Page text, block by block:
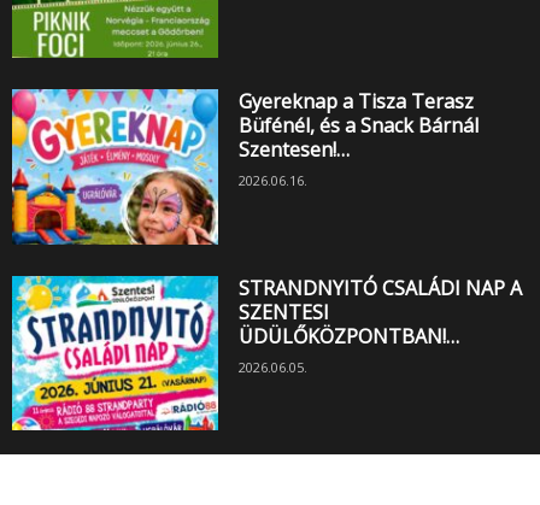
Gyereknap a Tisza Terasz
Büfénél, és a Snack Bárnál
Szentesen!…
2026.06.16.
STRANDNYITÓ CSALÁDI NAP A
SZENTESI
ÜDÜLŐKÖZPONTBAN!…
2026.06.05.